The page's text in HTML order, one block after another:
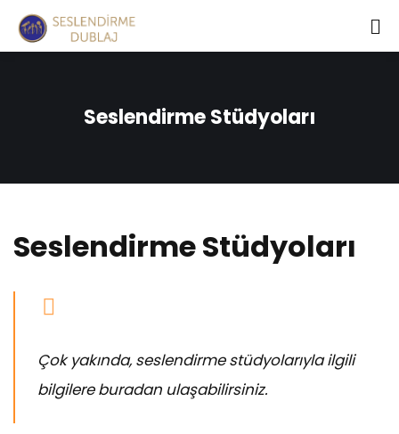
Seslendirme Stüdyoları
Seslendirme Stüdyoları
Çok yakında, seslendirme stüdyolarıyla ilgili
bilgilere buradan ulaşabilirsiniz.